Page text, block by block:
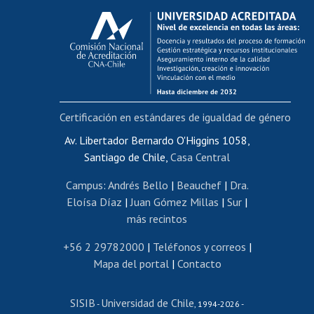
Calificación académica
Postulación al AUCAI
Funcionarias/os
Cursos internos de capacitación
Bienestar del personal
Portal de movilidad interna
Certificado de renta
Certificado de renta honorarios
Editar páginas blancas
Extranjeras/os
Revalidación y reconocimiento de títulos
Postulación al Programa de Movilidad Estudiantil
Cursos de español
Av. Libertador Bernardo O'Higgins 1058,
Santiago de Chile, Casa Central
Campus: Andrés Bello | Beauchef| Dra.
Eloísa Díaz |Juan Gómez Millas | Sur |
más recintos
+56 2 29782000 | Teléfonos y correos |
Mapa del portal| Contacto
SISIB - Universidad de Chile, 1994-2026 -
Certificación en estándares de igualdad de género